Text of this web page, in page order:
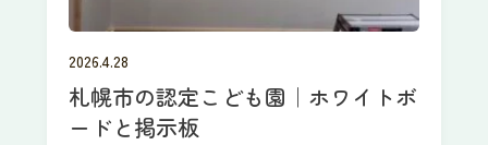
2026.4.28
札幌市の認定こども園｜ホワイトボ
ードと掲示板